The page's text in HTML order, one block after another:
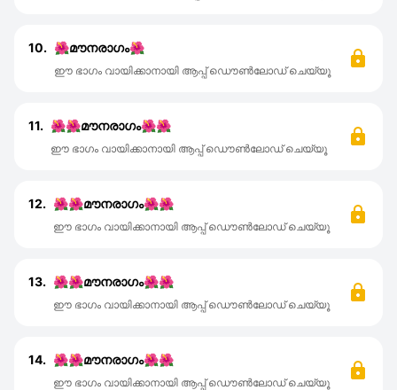
10. 🌺മൗനരാഗം🌺
ഈ ഭാഗം വായിക്കാനായി ആപ്പ് ഡൌൺലോഡ് ചെയ്യൂ
11. 🌺🌺മൗനരാഗം🌺🌺
ഈ ഭാഗം വായിക്കാനായി ആപ്പ് ഡൌൺലോഡ് ചെയ്യൂ
12. 🌺🌺മൗനരാഗം🌺🌺
ഈ ഭാഗം വായിക്കാനായി ആപ്പ് ഡൌൺലോഡ് ചെയ്യൂ
13. 🌺🌺മൗനരാഗം🌺🌺
ഈ ഭാഗം വായിക്കാനായി ആപ്പ് ഡൌൺലോഡ് ചെയ്യൂ
14. 🌺🌺മൗനരാഗം🌺🌺
ഈ ഭാഗം വായിക്കാനായി ആപ്പ് ഡൌൺലോഡ് ചെയ്യൂ